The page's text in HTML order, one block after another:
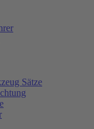
Sätze